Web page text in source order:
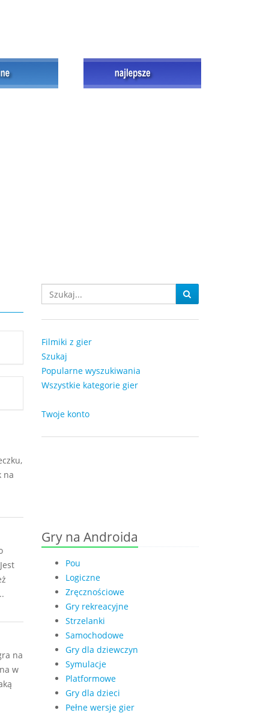
na
na
w
Filmiki z gier
Szukaj
Popularne wyszukiwania
Wszystkie kategorie gier
Twoje konto
Gry na Androida
Pou
Logiczne
Zręcznościowe
Gry rekreacyjne
Strzelanki
Samochodowe
Gry dla dziewczyn
Symulacje
Platformowe
Gry dla dzieci
Pełne wersje gier